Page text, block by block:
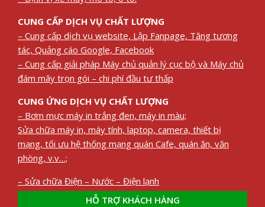
CUNG CẤP DỊCH VỤ CHẤT LƯỢNG
– Cung cấp dịch vụ website, Lập Fanpage, Tăng tương
tác, Quảng cáo Google, Facebook
– Cung cấp giải pháp Máy chủ quản lý cục bộ và Máy chủ
đám mây trọn gói – chi phí đầu tư thấp
CUNG ỨNG DỊCH VỤ CHẤT LƯỢNG
– Bơm mực máy in trắng đen, máy in màu;
Sửa chữa máy in, máy tính, laptop, camera, thiết bị
mạng, tối ưu hệ thống mạng quán Cafe, quán ăn, văn
phòng, v.v…;
– Sửa chữa Điện – Nước – Điện lạnh
HỖ TRỢ KHÁCH HÀNG